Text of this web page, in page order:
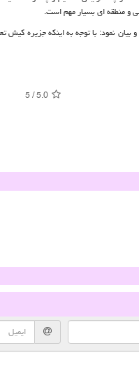
و منطقه ای بسیار مهم است.
نمود: با توجه به اینکه جزیره کیش
5.0
/
5